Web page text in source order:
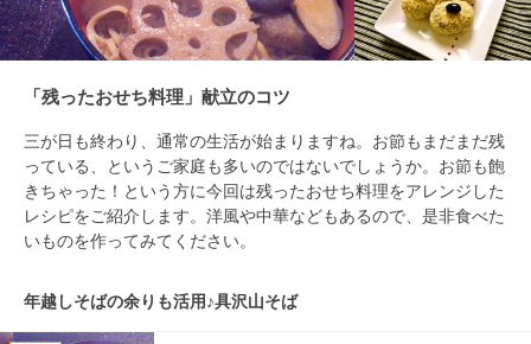
「残ったおせち料理」献立のコツ
三が日も終わり、通常の生活が始まりますね。お節もまだまだ残
っている、というご家庭も多いのではないでしょうか。お節も飽
きちゃった！という方に今回は残ったおせち料理をアレンジした
レシピをご紹介します。洋風や中華などもあるので、是非食べた
いものを作ってみてください。
年越しそばの余りも活用♪具沢山そば